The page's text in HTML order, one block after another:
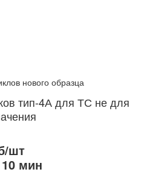
тип-4А для ТС не для
шт
10 мин